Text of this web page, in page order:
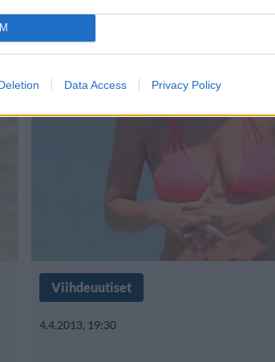
Data Access Privacy Policy
Viihdeuutiset
4.4.2013, 19:30